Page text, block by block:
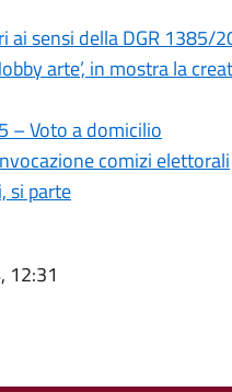
ai sensi della DGR 1385/
arte’, in mostra la
– Voto a domicilio
comizi elettorali
si parte
12:31